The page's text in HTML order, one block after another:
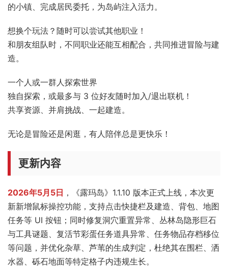
的小镇、完成居民委托，为岛屿注入活力。
想换个玩法？随时可以尝试其他职业！
和朋友组队时，不同职业还能互相配合，共同推进冒险与建
造。
一个人或一群人探索世界
独自探索，或最多与 3 位好友随时加入/退出联机！
共享资源、并肩挑战、一起建造。
无论是冒险还是闲逛，有人陪伴总是更快乐！
更新内容
2026年5月5日 ，《露玛岛》1.1.10 版本正式上线，本次更
新新增鼠标操控功能，支持点击快捷栏及建造、背包、地图
任务等 UI 按钮；同时修复洞穴重置异常、丛林岛隐形巨石
与工具谜题、复活节彩蛋任务道具异常、任务物品存档移位
等问题，并优化杂草、芦苇的生成判定，杜绝其在围栏、洒
水器、砾石地面等特定格子内违规生长。